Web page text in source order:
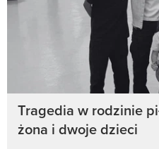
Tragedia w rodzinie
żona i dwoje dzieci